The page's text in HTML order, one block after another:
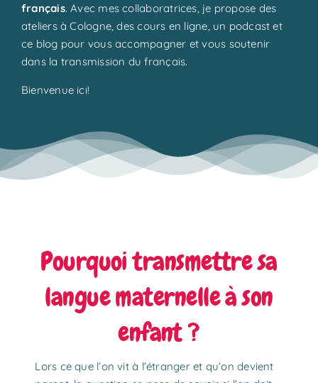
français. Avec mes collaboratrices, je propose des
ateliers à Cologne, des cours en ligne, un podcast et
ce blog pour vous accompagner et vous soutenir
dans la transmission du français.
Bienvenue ici!
Pourquoi transmettre sa
langue maternelle à son
enfant ?
Lors ce que l’on vit à l’étranger et qu’on devient